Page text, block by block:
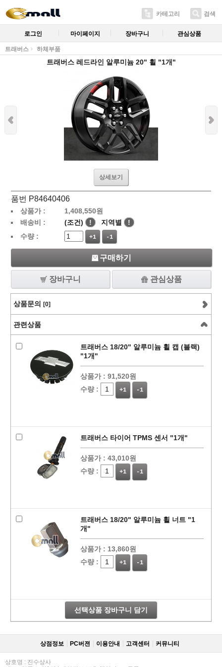
카테고리 검색
로그인 마이페이지 장바구니 관심상품
트래버스 하체부품
트래버스 레드라인 알루미늄 20" 휠 "1개"
상세보기
품번 P84640406
상품가 : 1,408,550원
배송비 :
(조건) ! 지역별
!
수량 :
+1 -1
구매하기
장바구니 관심상품
상품문의 [0]
관련상품
트래버스 18/20" 알루미늄 휠 캡 (블랙)
"1개"
상품가 : 91,520원
수량 :
+1 -1
트래버스 타이어 TPMS 센서 "1개"
상품가 : 43,010원
수량 :
+1 -1
트래버스 18/20" 알루미늄 휠 너트 "1
개"
상품가 : 13,860원
수량 :
+1 -1
선택상품 장바구니 담기
상점정보 PC버젼 이용안내 고객센터 커뮤니티
상호명 : 진수상사